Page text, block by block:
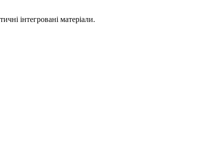
інтегровані матеріали.